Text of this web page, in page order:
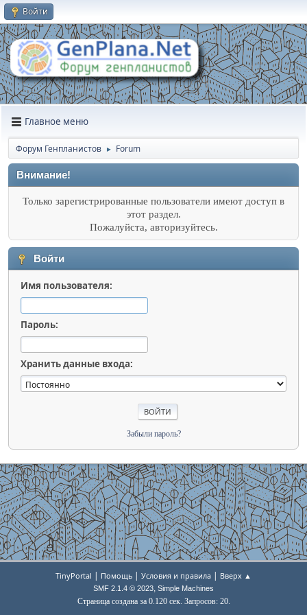
Войти
Главное меню
Форум Генпланистов ► Forum
Внимание!
Только зарегистрированные пользователи имеют доступ в
этот раздел.
Пожалуйста, авторизуйтесь.
Войти
Имя пользователя:
Пароль:
Хранить данные входа:
Забыли пароль?
TinyPortal | Помощь | Условия и правила | Вверх ▲
SMF 2.1.4 © 2023, Simple Machines
Страница создана за 0.120 сек. Запросов: 20.